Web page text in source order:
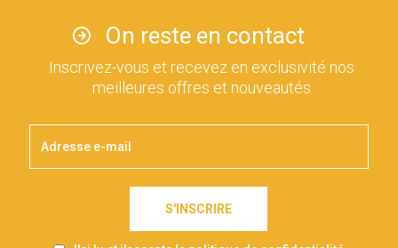
On reste en contact
Inscrivez-vous et recevez en exclusivité nos
meilleures offres et nouveautés
S'INSCRIRE